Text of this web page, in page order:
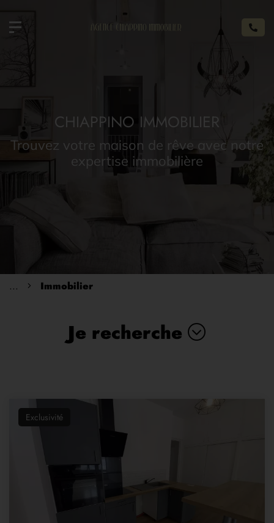
CHIAPPINO IMMOBILIER
Trouvez votre maison de rêve avec notre
expertise immobilière
... Immobilier
Je recherche
Exclusivité